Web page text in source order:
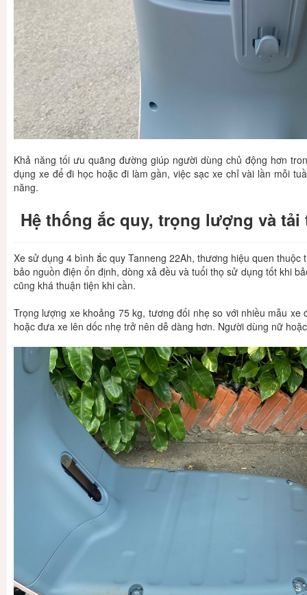
Khả năng tối ưu quãng đường giúp người dùng chủ động hơn
dụng xe để đi học hoặc đi làm gần, việc sạc xe chỉ vài lần mỗi
năng.
Hệ thống ắc quy, trọng lượng và tải
Xe sử dụng 4 bình ắc quy Tanneng 22Ah, thương hiệu quen
bảo nguồn điện ổn định, dòng xả đều và tuổi thọ sử dụng tốt khi
cũng khá thuận tiện khi cần.
Trọng lượng xe khoảng 75 kg, tương đối nhẹ so với nhiều mẫu xe
hoặc đưa xe lên dốc nhẹ trở nên dễ dàng hơn. Người dùng nữ